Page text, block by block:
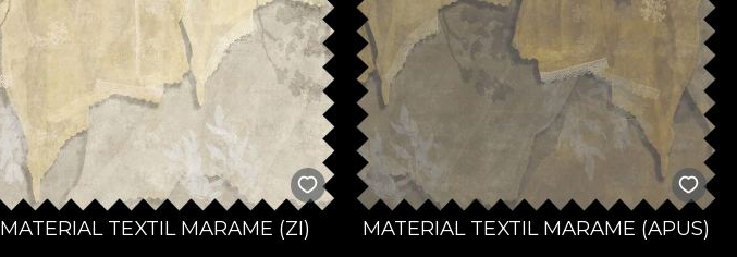
MATERIAL TEXTIL MARAME (ZI) MATERIAL TEXTIL MARAME (APUS)